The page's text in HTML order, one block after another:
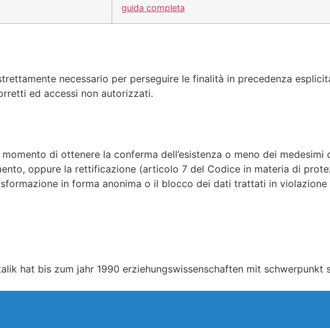
guida completa
necessario per perseguire le finalità in precedenza
ed accessi non autorizzati.
di ottenere la conferma dell’esistenza o meno dei
oppure la rettificazione (articolo 7 del Codice in materia di
in forma anonima o il blocco dei dati trattati in
hat bis zum jahr 1990 erziehungswissenschaften mit schwerpunkt